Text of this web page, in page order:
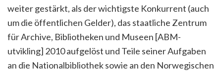
weiter gestärkt, als der wichtigste Konkurrent (auch
um die öffentlichen Gelder), das staatliche Zentrum
für Archive, Bibliotheken und Museen [ABM-
utvikling] 2010 aufgelöst und Teile seiner Aufgaben
an die Nationalbibliothek sowie an den Norwegischen